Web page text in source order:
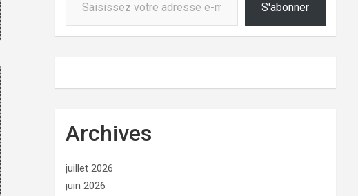
S'abonner
Archives
juillet 2026
juin 2026